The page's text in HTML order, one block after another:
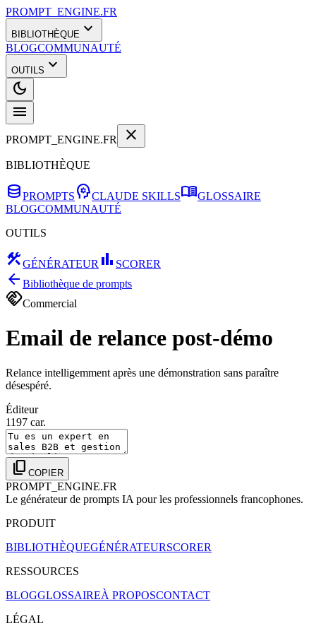
PROMPT_ENGINE.FR
BIBLIOTHÈQUE expand_more
BLOGCOMMUNAUTÉ
OUTILS expand_more
dark_mode
menu
PROMPT_ENGINE.FR close
BIBLIOTHÈQUE
databasePROMPTS psychologyCLAUDE SKILLSmenu_bookGLOSSAIRE
BLOGCOMMUNAUTÉ
OUTILS
constructionGÉNÉRATEUR bar_chart SCORER
arrow_back Bibliothèque de prompts
handshakeCommercial
Email de relance post-démo
Relance intelligemment après une démonstration sans paraître
désespéré.
Éditeur
1197 car.
content_copy COPIER
PROMPT_ENGINE.FR
Le générateur de prompts IA pour les professionnels francophones.
PRODUIT
BIBLIOTHÈQUEGÉNÉRATEURSCORER
RESSOURCES
BLOGGLOSSAIREÀ PROPOSCONTACT
LÉGAL